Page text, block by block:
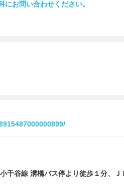
お問い合わせください。
千谷線 溝橋バス停より徒歩１分、Ｊ